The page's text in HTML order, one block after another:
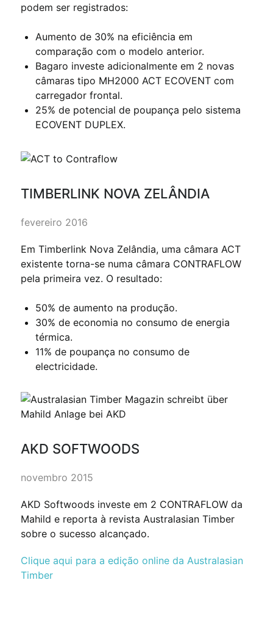
podem ser registrados:
Aumento de 30% na eficiência em
comparação com o modelo anterior.
Bagaro investe adicionalmente em 2 novas
câmaras tipo MH2000 ACT ECOVENT com
carregador frontal.
25% de potencial de poupança pelo sistema
ECOVENT DUPLEX.
TIMBERLINK NOVA ZELÂNDIA
fevereiro 2016
Em Timberlink Nova Zelândia, uma câmara ACT
existente torna-se numa câmara CONTRAFLOW
pela primeira vez. O resultado:
50% de aumento na produção.
30% de economia no consumo de energia
térmica.
11% de poupança no consumo de
electricidade.
AKD SOFTWOODS
novembro 2015
AKD Softwoods investe em 2 CONTRAFLOW da
Mahild e reporta à revista Australasian Timber
sobre o sucesso alcançado.
Clique aqui para a edição online da Australasian
Timber